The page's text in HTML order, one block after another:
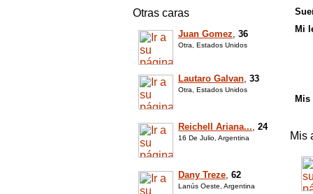
Otras caras
Juan Gomez, 36
Otra, Estados Unidos
Lautaro Galvan, 33
Otra, Estados Unidos
Reichell Ariana..., 24
16 De Julio, Argentina
Dany Treze, 62
Lanús Oeste, Argentina
Mi
Mis